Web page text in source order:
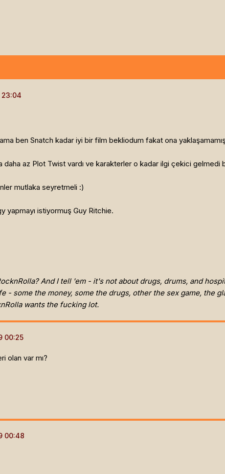
ben Snatch kadar iyi bir film bekliodum fakat ona
daha az Plot Twist vardı ve karakterler o kadar ilgi çekici
mutlaka seyretmeli :)
yapmayı istiyormuş Guy Ritchie.
And I tell 'em - it's not about drugs, drums, and
- some the money, some the drugs, other the sex game, the
wants the fucking lot.
olan var mı?